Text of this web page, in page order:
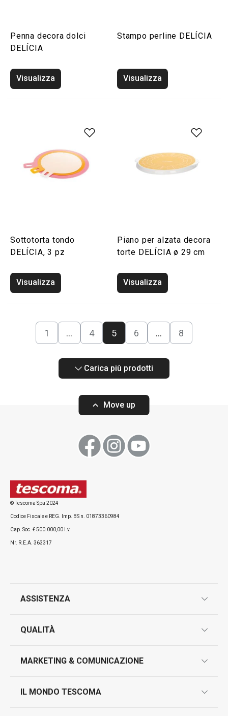
Penna decora dolci
DELÍCIA
Visualizza
Stampo perline DELÍCIA
Visualizza
Sottotorta tondo
DELÍCIA, 3 pz
Visualizza
Piano per alzata decora
torte DELÍCIA ø 29 cm
Visualizza
1 … 4 5 6 … 8
Carica più prodotti
Move up
© Tescoma Spa 2024
Codice Fiscale e REG. Imp. BS n. 01873360984
Cap. Soc. € 500.000,00 i.v.
Nr. R.E.A. 363317
ASSISTENZA
contatti
QUALITÀ
test sui prodotti
MARKETING & COMUNICAZIONE
IL MONDO TESCOMA